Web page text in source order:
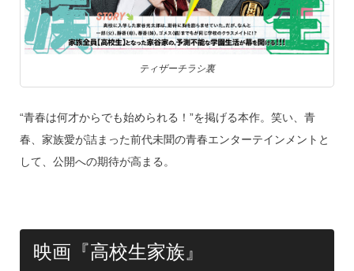
ティザーチラシ裏
“青春は何才からでも始められる！”を掲げる本作。笑い、青
春、家族愛が詰まった前代未聞の青春エンターテインメントと
して、公開への期待が高まる。
映画『高校生家族』